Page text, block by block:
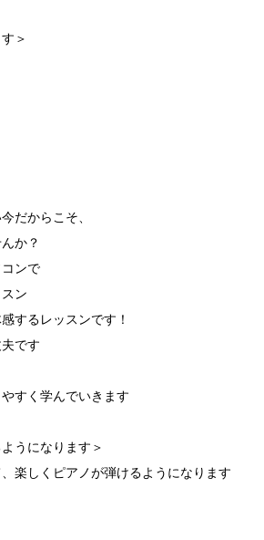
＞
だからこそ、
か？
ンで
ン
するレッスンです！
です
すく学んでいきます
うになります＞
楽しくピアノが弾けるようになります